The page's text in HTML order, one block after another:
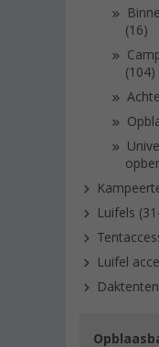
(16)
(104)
Luifels
Luifel